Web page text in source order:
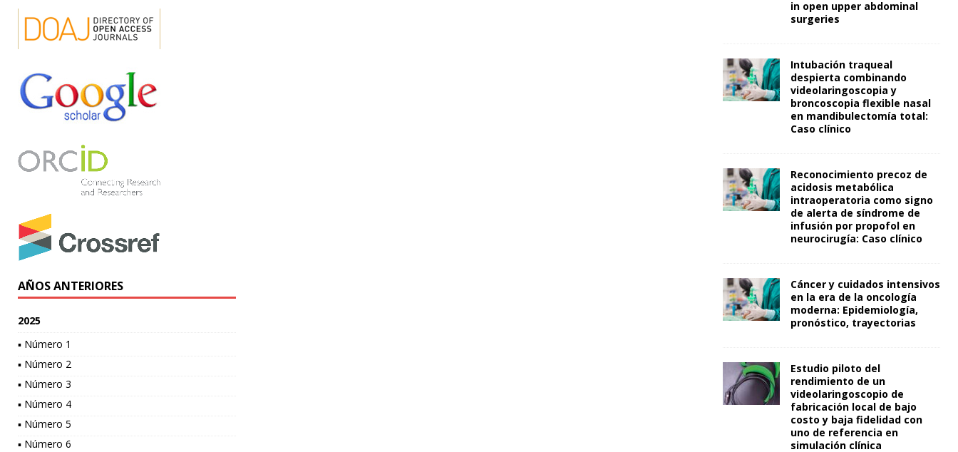
AÑOS ANTERIORES
2025
▪ Número 1
▪ Número 2
▪ Número 3
▪ Número 4
▪ Número 5
▪ Número 6
in open upper abdominal
surgeries
Intubación traqueal
despierta combinando
videolaringoscopia y
broncoscopia flexible nasal
en mandibulectomía total:
Caso clínico
Reconocimiento precoz de
acidosis metabólica
intraoperatoria como signo
de alerta de síndrome de
infusión por propofol en
neurocirugía: Caso clínico
Cáncer y cuidados intensivos
en la era de la oncología
moderna: Epidemiología,
pronóstico, trayectorias
Estudio piloto del
rendimiento de un
videolaringoscopio de
fabricación local de bajo
costo y baja fidelidad con
uno de referencia en
simulación clínica